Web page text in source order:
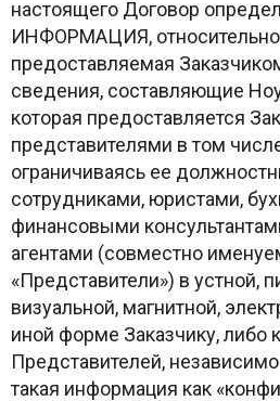
настоящего Договор
ИНФОРМАЦИЯ, относительно
предоставляемая
сведения, составляющие
которая предоставляется
представителями в том
ограничиваясь ее
сотрудниками, юристами,
финансовыми
агентами (совместно
«Представители») в устной,
визуальной, магнитной,
иной форме Заказчику, либо
Представителей,
такая информация как